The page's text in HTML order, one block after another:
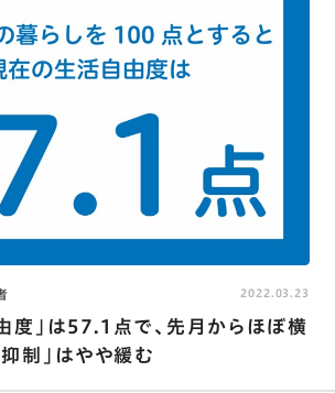
度｣は57.1点で､先月からほぼ横
制｣はやや緩む
2022.03.23